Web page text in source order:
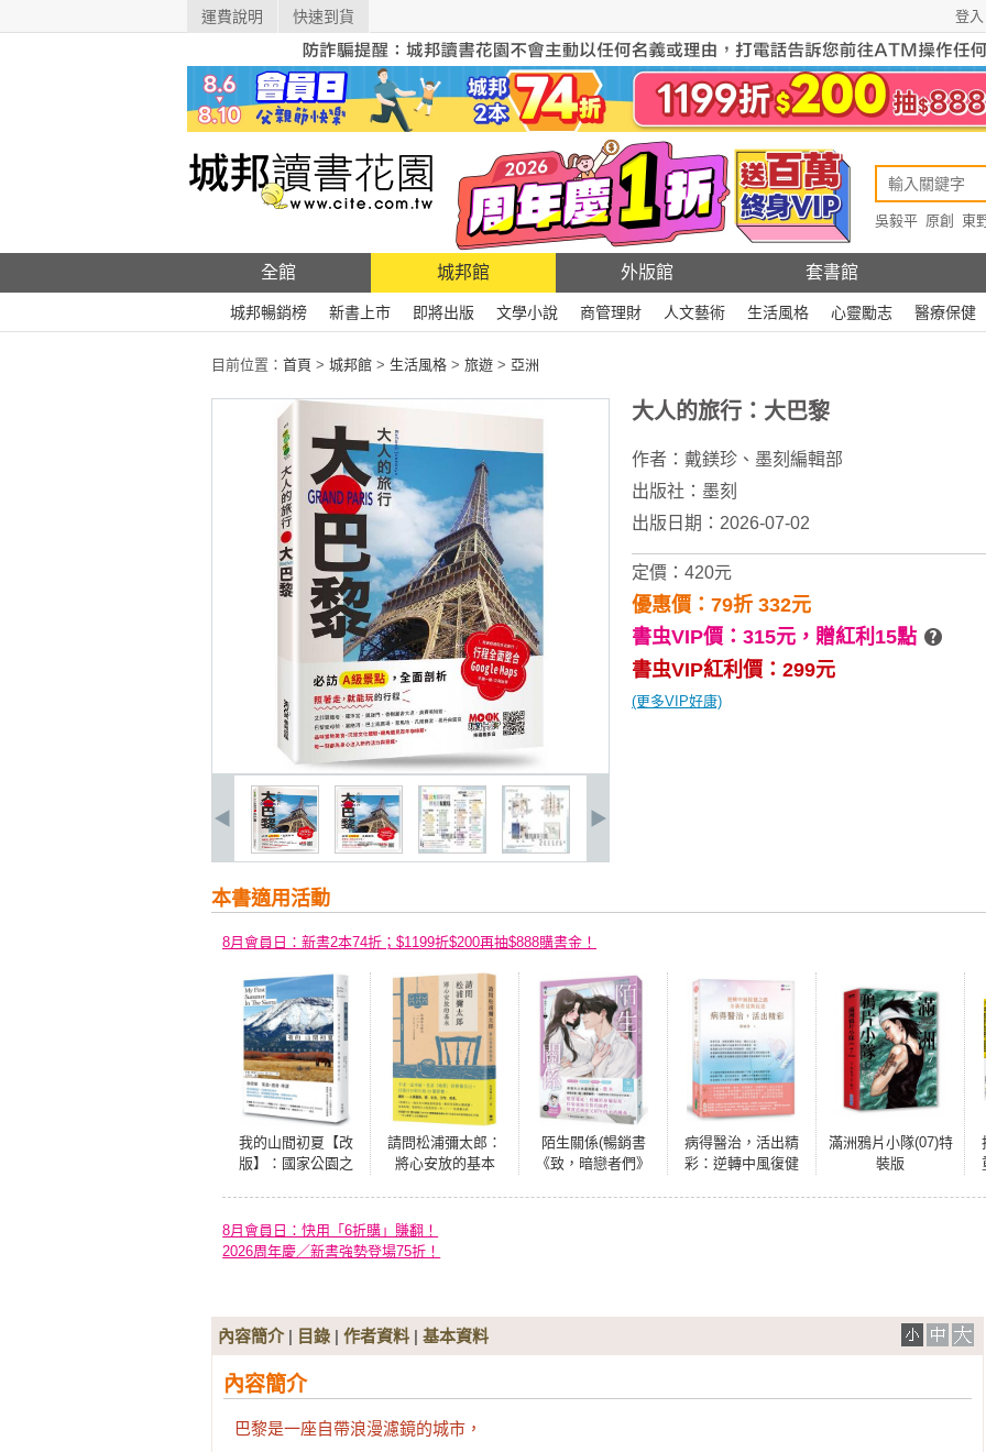
運費說明 快速到貨 登入
吳毅平 原創
東
全館 城邦館 外版館 套書館
城邦暢銷榜 新書上市 即將出版 文學小說 商管理財 人文藝術 生活風格 心靈勵志 醫療保健
目前位置： 首頁 > 城邦館 > 生活風格 > 旅遊 > 亞洲
大人的旅行：大巴黎
作者： 戴鎂珍 、 墨刻編輯部
出版社： 墨刻
出版日期：2026-07-02
定價：420元
優惠價：79折 332元
書虫VIP價：315元， 贈紅利15點
書虫VIP紅利價：299元
(更多VIP好康)
本書適用活動
8月會員日：新書2本74折；$1199折$200再抽$888購書金！
我的山間初夏【改
版】：國家公園之
道》、《心向群
山》作者羅伯特．
請問松浦彌太郎：
將心安放的基本
陌生關係(暢銷書
《致，暗戀者們》
病得醫治，活出精
彩：逆轉中風復健
滿洲鴉片小隊(07)特
裝版
8月會員日：快用「6折購」賺翻！
2026周年慶／新書強勢登場75折！
內容簡介| 目錄 | 作者資料 | 基本資料
內容簡介
巴黎是一座自帶浪漫濾鏡的城市，